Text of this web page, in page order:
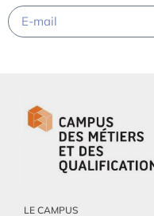
LE CAMPUS